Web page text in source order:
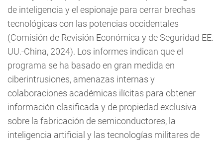
de inteligencia y el espionaje para cerrar brechas
tecnológicas con las potencias occidentales
(Comisión de Revisión Económica y de Seguridad EE.
UU.-China, 2024). Los informes indican que el
programa se ha basado en gran medida en
ciberintrusiones, amenazas internas y
colaboraciones académicas ilícitas para obtener
información clasificada y de propiedad exclusiva
sobre la fabricación de semiconductores, la
inteligencia artificial y las tecnologías militares de